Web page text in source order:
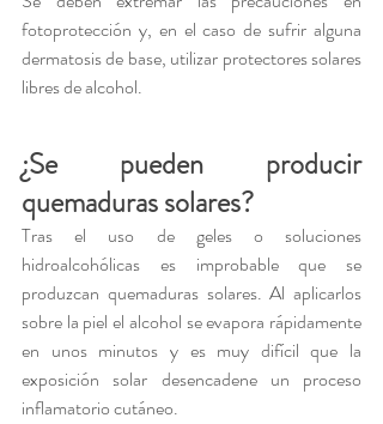
fotoprotección y, en el caso de sufrir alguna
dermatosis de base, utilizar protectores solares
libres de alcohol.
¿Se pueden producir
quemaduras solares?
Tras el uso de geles o soluciones
hidroalcohólicas es improbable que se
produzcan quemaduras solares. Al aplicarlos
sobre la piel el alcohol se evapora rápidamente
en unos minutos y es muy difícil que la
exposición solar desencadene un proceso
inflamatorio cutáneo.